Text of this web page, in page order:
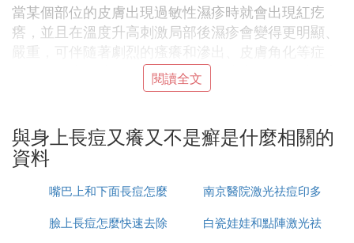
當某個部位的皮膚出現過敏性濕疹時就會出現紅疙
瘩，並且在溫度升高刺激局部後濕疹會變得更明顯、
嚴重，可伴隨著劇烈的瘙癢和滲出、皮膚角化等症
狀，並且這種情況在現實生活中比較常見，但反復出
現紅疙瘩的患者需要及時找到過敏原，避免再次接
的葯物治療。
B. 身上長小痘痘很癢
這是皮炎。神性皮炎，是一種常見慢性皮膚病，以劇
烈瘙癢，皮膚局限性苔蘚樣變為特徵。多發生在頸後
閱讀全文
與身上長痘又癢又不是癬是什麼相關的
資料
嘴巴上和下面長痘怎麼
治
南京醫院激光祛痘印多
少錢
臉上長痘怎麼快速去除
白瓷娃娃和點陣激光祛